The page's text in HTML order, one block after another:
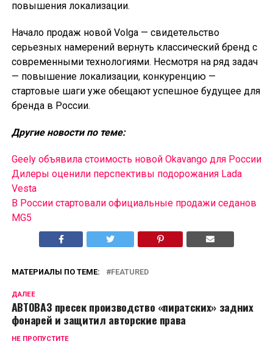
повышения локализации.
Начало продаж новой Volga — свидетельство
серьезных намерений вернуть классический бренд с
современными технологиями. Несмотря на ряд задач
— повышение локализации, конкуренцию —
стартовые шаги уже обещают успешное будущее для
бренда в России.
Другие новости по теме:
Geely объявила стоимость новой Okavango для России
Дилеры оценили перспективы подорожания Lada
Vesta
В России cтартовали официальные продажи седанов
MG5
МАТЕРИАЛЫ ПО ТЕМЕ: FEATURED
ДАЛЕЕ
АВТОВАЗ пресек производство «пиратских» задних
фонарей и защитил авторские права
НЕ ПРОПУСТИТЕ